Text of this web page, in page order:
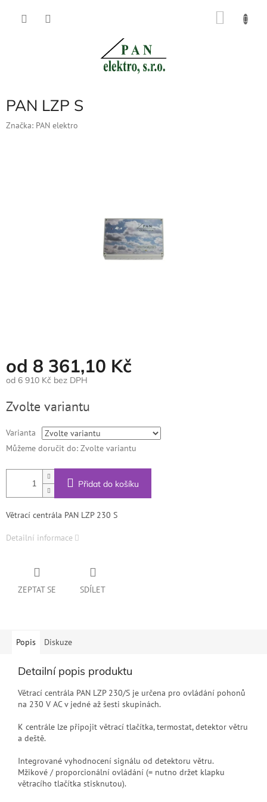
PAN LZP S
Značka: PAN elektro
od 8 361,10 Kč
od 6 910 Kč bez DPH
cena:
Zvolte variantu
Varianta
Můžeme doručit do: Zvolte variantu
Přidat do košíku
Větrací centrála PAN LZP 230 S
Detailní informace
ZEPTAT SE SDÍLET
Popis Diskuze
Detailní popis produktu
Větrací centrála PAN LZP 230/S je určena pro ovládání pohonů
na 230 V AC v jedné až šesti skupinách.
K centrále lze připojit větrací tlačítka, termostat, detektor větru
a deště.
Integrované vyhodnocení signálu od detektoru větru.
Mžikové / proporcionální ovládání (= nutno držet klapku
větracího tlačítka stisknutou).